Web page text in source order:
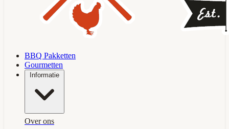
BBQ Pakketten
Gourmetten
Informatie
Over ons